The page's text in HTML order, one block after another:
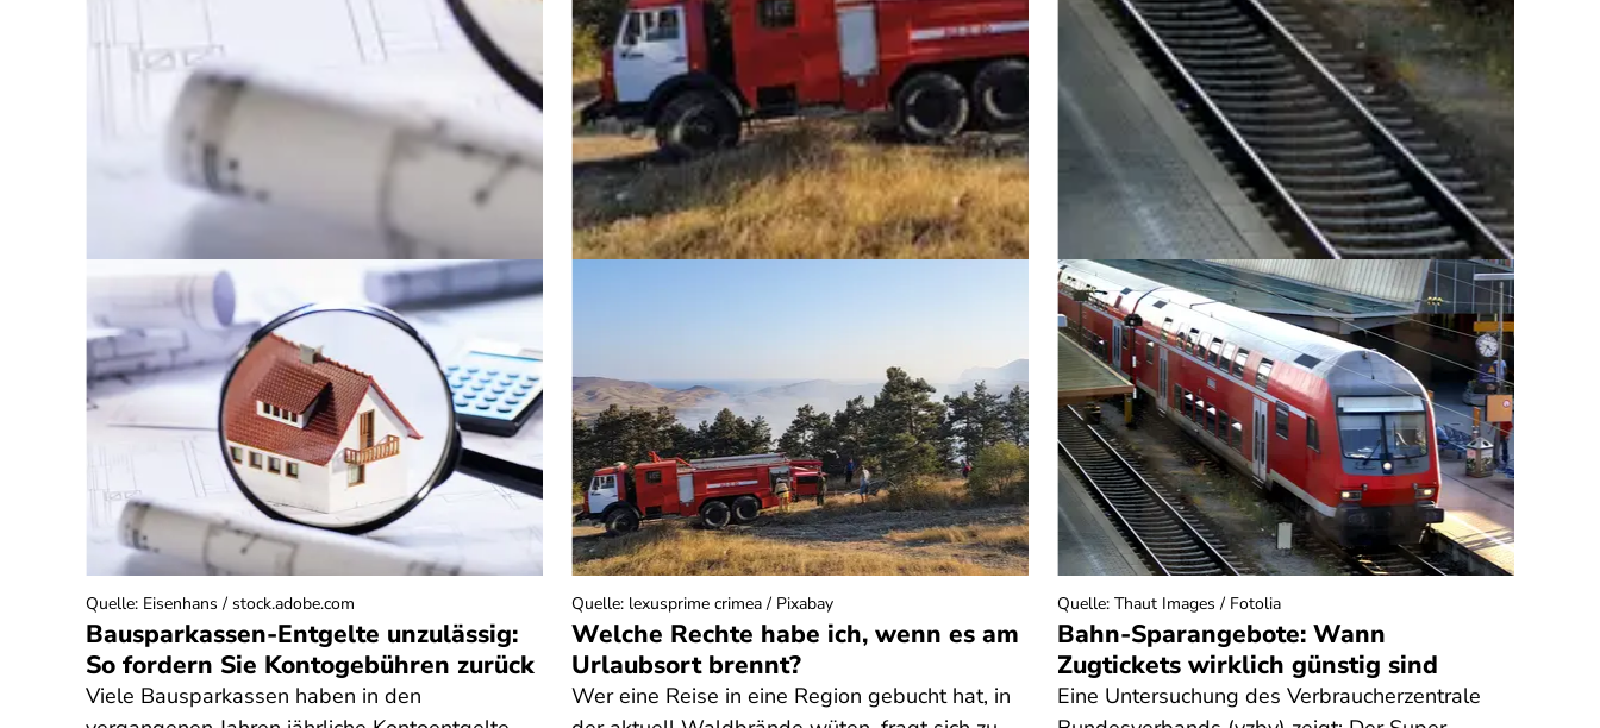
Bausparkassen-Entgelte unzulässig:
So fordern Sie Kontogebühren zurück
Viele Bausparkassen haben in den
Quelle: Eisenhans / stock.adobe.com
Welche Rechte habe ich, wenn es am
Urlaubsort brennt?
Wer eine Reise in eine Region gebucht hat, in
Quelle: lexusprime crimea / Pixabay
Bahn-Sparangebote: Wann
Zugtickets wirklich günstig sind
Eine Untersuchung des Verbraucherzentrale
Quelle: Thaut Images / Fotolia